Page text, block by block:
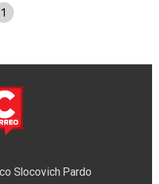
1
Slocovich Pardo